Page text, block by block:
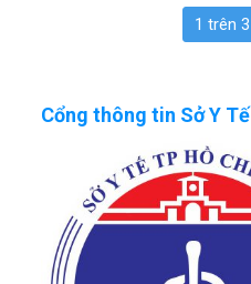
1 trên 3
Cổng thông tin Sở Y Tế